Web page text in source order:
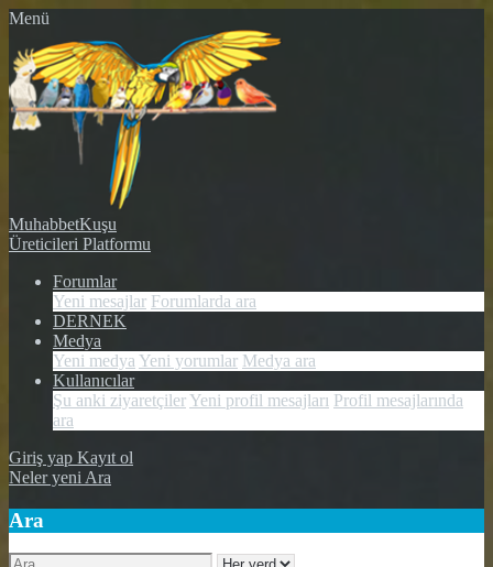
Menü
MuhabbetKuşu
Üreticileri Platformu
Forumlar
Yeni mesajlar Forumlarda ara
DERNEK
Medya
Yeni medya Yeni yorumlar Medya ara
Kullanıcılar
Şu anki ziyaretçilerYeni profil mesajları Profil mesajlarında
ara
Giriş yap Kayıt ol
Neler yeni Ara
Ara